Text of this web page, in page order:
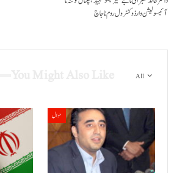
آئیسولیشن وارڈ وکنٹرول روم نا جاچ
All
حوال